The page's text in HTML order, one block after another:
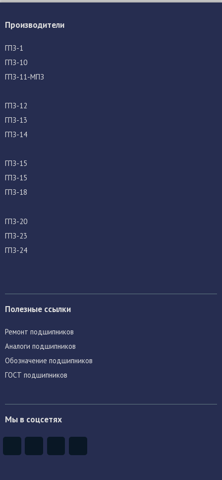
Производители
ГПЗ-1
ГПЗ-10
ГПЗ-11-МПЗ
ГПЗ-12
ГПЗ-13
ГПЗ-14
ГПЗ-15
ГПЗ-15
ГПЗ-18
ГПЗ-20
ГПЗ-23
ГПЗ-24
Полезные ссылки
Ремонт подшипников
Аналоги подшипников
Обозначение подшипников
ГОСТ подшипников
Мы в соцсетях